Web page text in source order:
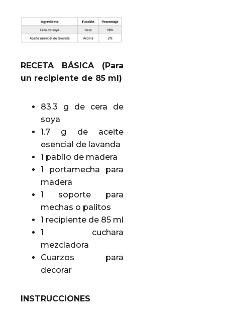
RECETA BÁSICA (Para
un recipiente de 85 ml)
83.3 g de cera de
soya
1.7 g de aceite
esencial de lavanda
1 pabilo de madera
1 portamecha para
madera
1 soporte para
mechas o palitos
1 recipiente de 85 ml
1 cuchara
mezcladora
Cuarzos para
decorar
INSTRUCCIONES